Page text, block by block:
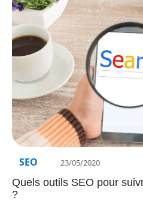
SEO 23/05/2020
Quels outils SEO pour
?